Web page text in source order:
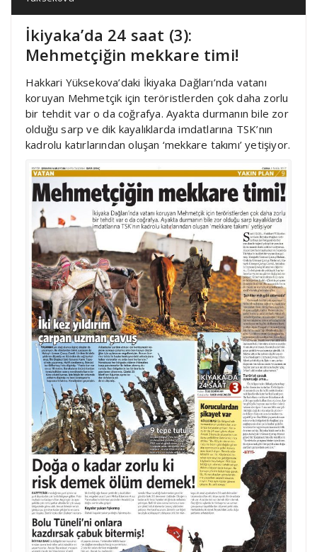
İkiyaka’da 24 saat (3):
Mehmetçiğin mekkare timi!
Hakkari Yüksekova’daki İkiyaka Dağları’nda vatanı
koruyan Mehmetçik için teröristlerden çok daha zorlu
bir tehdit var o da coğrafya. Ayakta durmanın bile zor
olduğu sarp ve dik kayalıklarda imdatlarına TSK’nın
kadrolu katırlarından oluşan ‘mekkare takımı’ yetişiyor.